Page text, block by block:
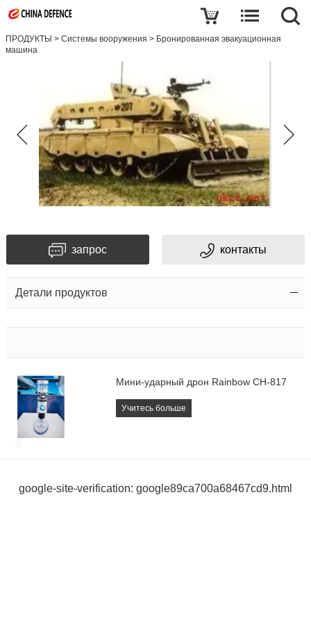
ПРОДУКТЫ > Системы вооружения > Бронированная эвакуационная
машина
запрос контакты
Детали продуктов
Мини-ударный дрон Rainbow CH-817
Учитесь больше
google-site-verification: google89ca700a68467cd9.html